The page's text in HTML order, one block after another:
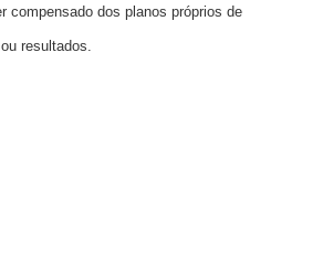
compensado dos planos próprios de
resultados.